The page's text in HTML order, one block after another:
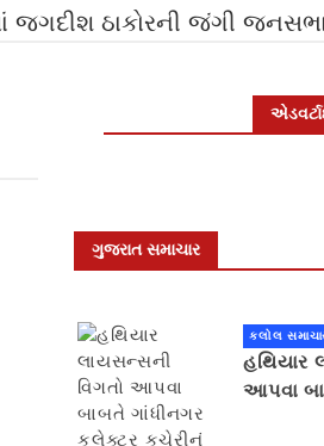
જગદીશ ઠાકોરની જંગી
ગુજરાત સમાચાર
કલોલ
હથિયાર
આપવા